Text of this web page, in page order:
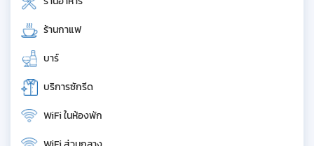
ร้านกาแฟ
บาร์
บริการซักรีด
WiFi ในห้องพัก